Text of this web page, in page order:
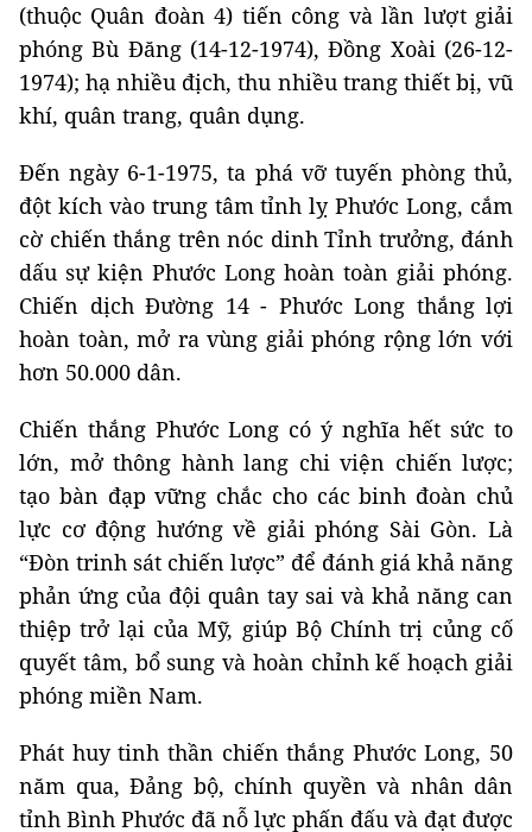
(thuộc Quân đoàn 4) tiến công và lần lượt giải
phóng Bù Đăng (14-12-1974), Đồng Xoài (26-12-
1974); hạ nhiều địch, thu nhiều trang thiết bị, vũ
khí, quân trang, quân dụng.
Đến ngày 6-1-1975, ta phá vỡ tuyến phòng thủ,
đột kích vào trung tâm tỉnh lỵ Phước Long, cắm
cờ chiến thắng trên nóc dinh Tỉnh trưởng, đánh
dấu sự kiện Phước Long hoàn toàn giải phóng.
Chiến dịch Đường 14 - Phước Long thắng lợi
hoàn toàn, mở ra vùng giải phóng rộng lớn với
hơn 50.000 dân.
Chiến thắng Phước Long có ý nghĩa hết sức to
lớn, mở thông hành lang chi viện chiến lược;
tạo bàn đạp vững chắc cho các binh đoàn chủ
lực cơ động hướng về giải phóng Sài Gòn. Là
“Đòn trinh sát chiến lược” để đánh giá khả năng
phản ứng của đội quân tay sai và khả năng can
thiệp trở lại của Mỹ, giúp Bộ Chính trị củng cố
quyết tâm, bổ sung và hoàn chỉnh kế hoạch giải
phóng miền Nam.
Phát huy tinh thần chiến thắng Phước Long, 50
năm qua, Đảng bộ, chính quyền và nhân dân
tỉnh Bình Phước đã nỗ lực phấn đấu và đạt được